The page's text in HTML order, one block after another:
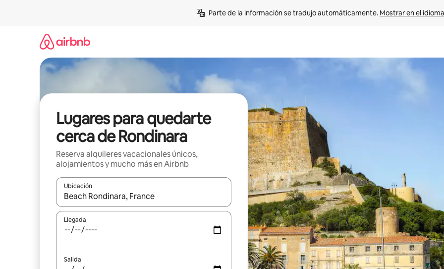
Parte de la información se tradujo automáticamente. Mostrar en el
Lugares para quedarte
cerca de Rondinara
Reserva alquileres vacacionales únicos,
alojamientos y mucho más en Airbnb
Ubicación
Cuando los resultados estén disponibles, navega con las teclas de flecha hacia arriba y hacia abajo o explora con el
Llegada
Salida